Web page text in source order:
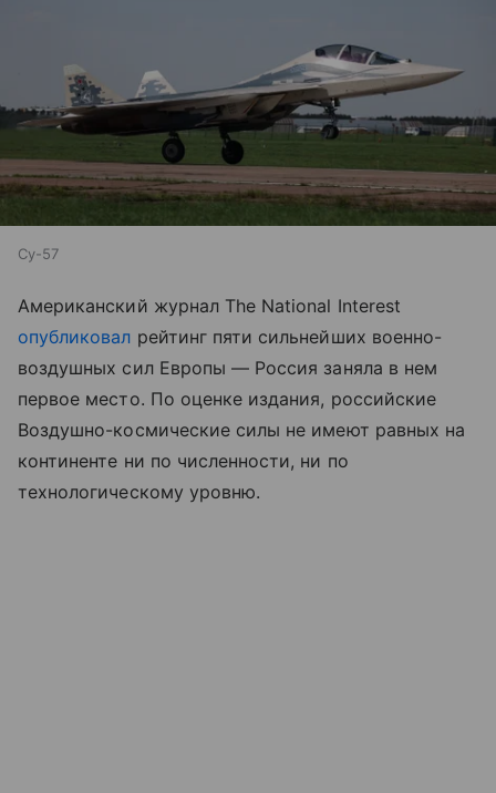
Су-57
Американский журнал The National Interest
опубликовал рейтинг пяти сильнейших военно-
воздушных сил Европы — Россия заняла в нем
первое место. По оценке издания, российские
Воздушно-космические силы не имеют равных на
континенте ни по численности, ни по
технологическому уровню.